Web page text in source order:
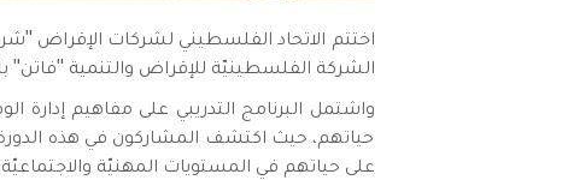
الشركة الفلسطينيّة للإقراض والتنمية "فاتن"
واشتمل البرنامج التدريبي على مفاهيم إدارة
حياتهم، حيث اكتشف المشاركون في هذه
على حياتهم في المستويات المهنيّة